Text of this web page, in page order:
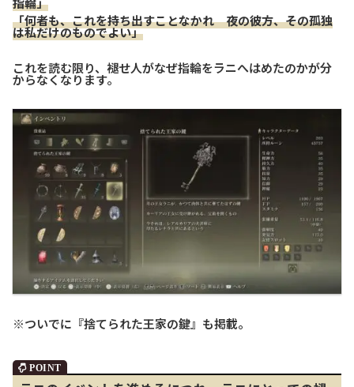
「何者も、これを持ち出すことなかれ 夜の彼方、その孤独
は私だけのものでよい」
これを読む限り、褪せ人がなぜ指輪をラニへはめたのかが分
からなくなります。
※ついでに『捨てられた王家の鍵』も掲載。